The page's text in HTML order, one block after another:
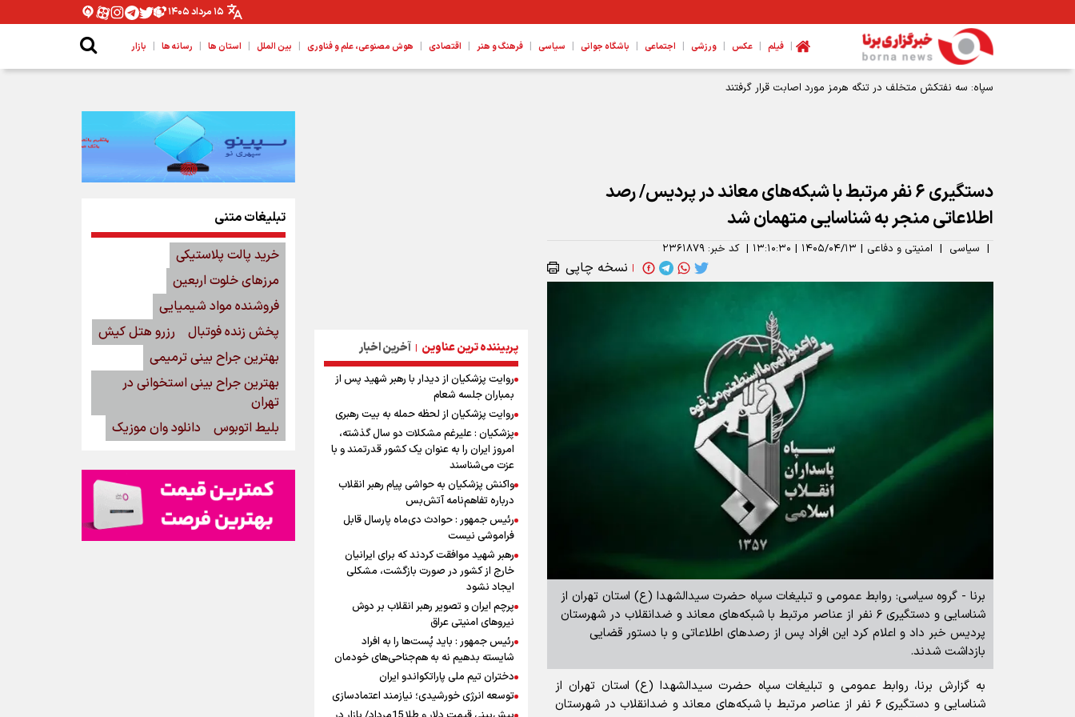
۱۵ مرداد ۱۴۰۵
| فیلم | عکس | ورزشی | اجتماعی | باشگاه جوانی | سیاسی | فرهنگ و هنر | اقتصادی | هوش مصنوعی، علم و فناوری | بین الملل | استان ها | رسانه ها | بازار
سپاه: سه نفتکش متخلف در تنگه هرمز مورد اصابت قرار گرفتند
دستگیری ۶ نفر مرتبط با شبکه‌های معاند در پردیس/ رصد
اطلاعاتی منجر به شناسایی متهمان شد
| سیاسی | امنیتی و دفاعی | ۱۴۰۵/۰۴/۱۳ | ۱۳:۱۰:۳۰ | کد خبر: ۲۳۶۱۸۷۹
| نسخه چاپی
برنا - گروه سیاسی: روابط عمومی و تبلیغات سپاه حضرت سیدالشهدا (ع) استان تهران از
شناسایی و دستگیری ۶ نفر از عناصر مرتبط با شبکه‌های معاند و ضدانقلاب در شهرستان
پردیس خبر داد و اعلام کرد این افراد پس از رصد‌های اطلاعاتی و با دستور قضایی
بازداشت شدند.
به گزارش برنا، روابط عمومی و تبلیغات سپاه حضرت سیدالشهدا (ع) استان تهران از
شناسایی و دستگیری ۶ نفر از عناصر مرتبط با شبکه‌های معاند و ضدانقلاب در شهرستان
پربیننده ترین عناوین | آخرین اخبار
روایت پزشکیان از دیدار با رهبر شهید پس از
بمباران جلسه شعام
روایت پزشکیان از لحظه حمله به بیت رهبری
پزشکیان : علیرغم مشکلات دو سال گذشته،
امروز ایران را به عنوان یک کشور قدرتمند و با
عزت می‌شناسند
واکنش پزشکیان به حواشی پیام رهبر انقلاب
درباره تفاهم‌نامه آتش‌بس
رئیس جمهور : حوادث دی‌ماه پارسال قابل
فراموشی نیست
رهبر شهید موافقت کردند که برای ایرانیان
خارج از کشور در صورت بازگشت، مشکلی
ایجاد نشود
پرچم ایران و تصویر رهبر انقلاب بر دوش
نیروهای امنیتی عراق
رئیس جمهور : باید پُست‌ها را به افراد
شایسته بدهیم نه به هم‌جناحی‌های خودمان
دختران تیم ملی پاراتکواندو ایران
توسعه انرژی خورشیدی؛ نیازمند اعتمادسازی
تبلیغات متنی
خرید پالت پلاستیکی
مرزهای خلوت اربعین
فروشنده مواد شیمیایی
پخش زنده فوتبال
رزرو هتل کیش
بهترین جراح بینی ترمیمی
بهترین جراح بینی استخوانی در
تهران
بلیط اتوبوس
دانلود وان موزیک